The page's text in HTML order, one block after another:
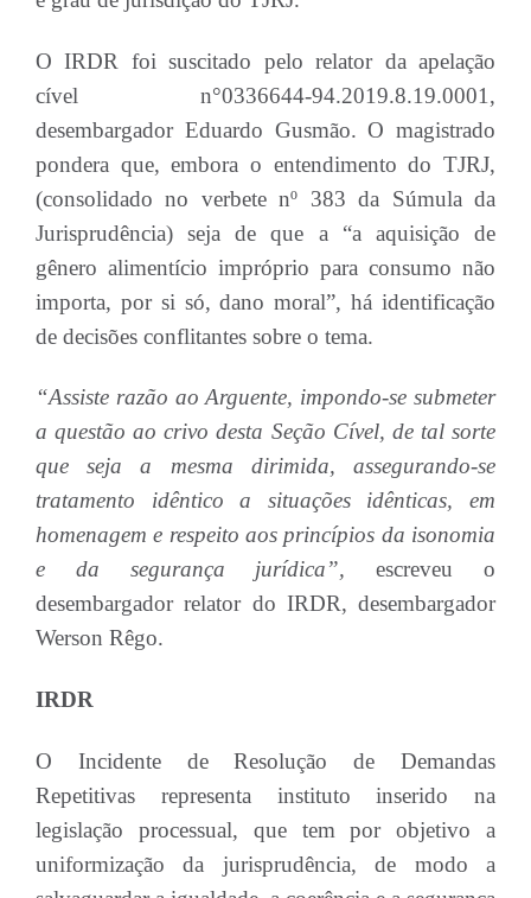
O IRDR foi suscitado pelo relator da apelação
cível n°0336644-94.2019.8.19.0001,
desembargador Eduardo Gusmão. O magistrado
pondera que, embora o entendimento do TJRJ,
(consolidado no verbete nº 383 da Súmula da
Jurisprudência) seja de que a “a aquisição de
gênero alimentício impróprio para consumo não
importa, por si só, dano moral”, há identificação
de decisões conflitantes sobre o tema.
“Assiste razão ao Arguente, impondo-se submeter
a questão ao crivo desta Seção Cível, de tal sorte
que seja a mesma dirimida, assegurando-se
tratamento idêntico a situações idênticas, em
homenagem e respeito aos princípios da isonomia
e da segurança jurídica”, escreveu o
desembargador relator do IRDR, desembargador
Werson Rêgo.
IRDR
O Incidente de Resolução de Demandas
Repetitivas representa instituto inserido na
legislação processual, que tem por objetivo a
uniformização da jurisprudência, de modo a